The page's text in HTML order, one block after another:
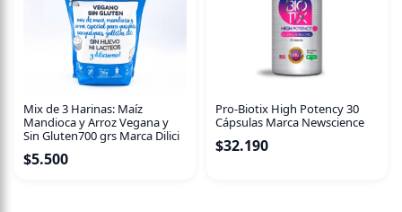
Mix de 3 Harinas: Maíz
Mandioca y Arroz Vegana y
Sin Gluten700 grs Marca Dilici
$5.500
Pro-Biotix High Potency 30
Cápsulas Marca Newscience
$32.190